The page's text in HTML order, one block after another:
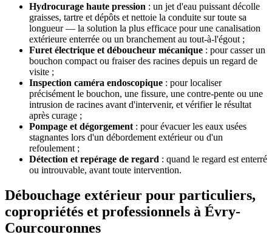
Hydrocurage haute pression : un jet d'eau puissant décolle
graisses, tartre et dépôts et nettoie la conduite sur toute sa
longueur — la solution la plus efficace pour une canalisation
extérieure enterrée ou un branchement au tout-à-l'égout ;
Furet électrique et déboucheur mécanique : pour casser un
bouchon compact ou fraiser des racines depuis un regard de
visite ;
Inspection caméra endoscopique : pour localiser
précisément le bouchon, une fissure, une contre-pente ou une
intrusion de racines avant d'intervenir, et vérifier le résultat
après curage ;
Pompage et dégorgement : pour évacuer les eaux usées
stagnantes lors d'un débordement extérieur ou d'un
refoulement ;
Détection et repérage de regard : quand le regard est enterré
ou introuvable, avant toute intervention.
Débouchage extérieur pour particuliers,
copropriétés et professionnels à Évry-
Courcouronnes